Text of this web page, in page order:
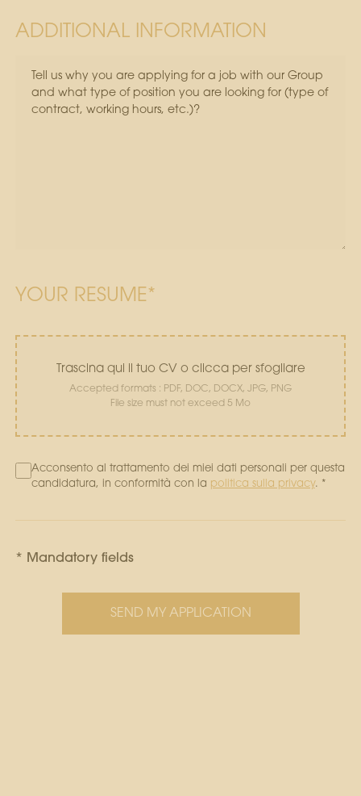
ADDITIONAL INFORMATION
YOUR RESUME*
Trascina qui il tuo CV o clicca per sfogliare
Accepted formats : PDF, DOC, DOCX, JPG, PNG
File size must not exceed 5 Mo
Acconsento al trattamento dei miei dati personali per questa
candidatura, in conformità con la politica sulla privacy. *
* Mandatory fields
SEND MY APPLICATION